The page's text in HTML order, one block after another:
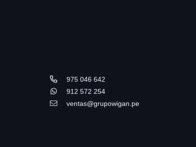
975 046 642
912 572 254
ventas@grupowigan.pe